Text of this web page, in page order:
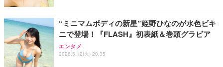
“ミニマムボディの新星”姫野ひなのが水色ビキ
ニで登場！『FLASH』初表紙＆巻頭グラビア
エンタメ
2026.5.12(火) 20:35